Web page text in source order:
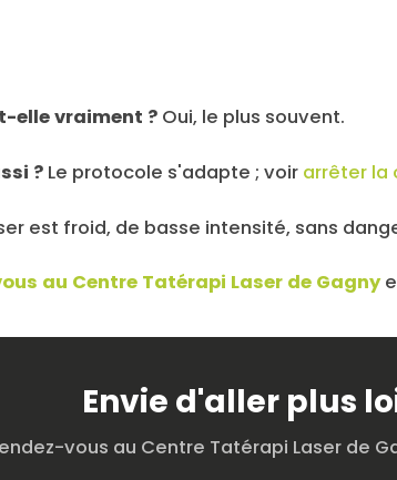
elle vraiment ? Oui, le plus souvent.
? Le protocole s'adapte ; voir arrêter la
est froid, de basse intensité, sans
au Centre Tatérapi Laser de Gagny
Envie d'aller plus
vous au Centre Tatérapi Laser de